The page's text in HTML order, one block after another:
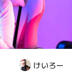
けいろー